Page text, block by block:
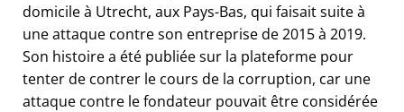
domicile à Utrecht, aux Pays-Bas, qui faisait suite à
une attaque contre son entreprise de 2015 à 2019.
Son histoire a été publiée sur la plateforme pour
tenter de contrer le cours de la corruption, car une
attaque contre le fondateur pouvait être considérée